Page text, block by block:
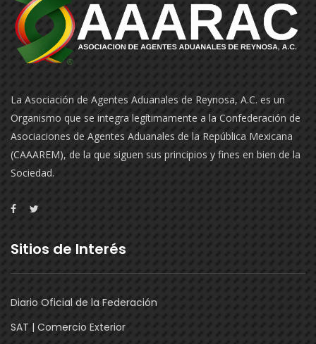
La Asociación de Agentes Aduanales de Reynosa, A.C. es un
Organismo que se integra legítimamente a la Confederación de
Asociaciones de Agentes Aduanales de la República Mexicana
(CAAAREM), de la que siguen sus principios y fines en bien de la
Sociedad.
Sitios de Interés
Diario Oficial de la Federación
SAT | Comercio Exterior